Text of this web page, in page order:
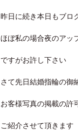
昨日に続き本日もブロ
ほぼ私の場合夜のアッ
ですがお許し下さい
さて先日結婚指輪の御
お客様写真の掲載の許
ご紹介させて頂きます